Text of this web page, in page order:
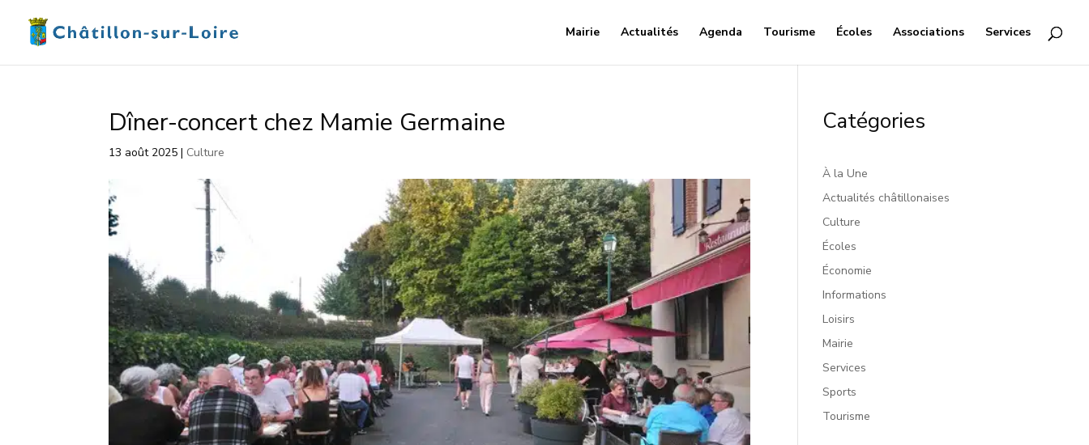
Mairie Actualités Agenda Tourisme Écoles Associations Services
Dîner-concert chez Mamie Germaine
13 août 2025 | Culture
Catégories
À la Une
Actualités châtillonaises
Culture
Écoles
Économie
Informations
Loisirs
Mairie
Services
Sports
Tourisme